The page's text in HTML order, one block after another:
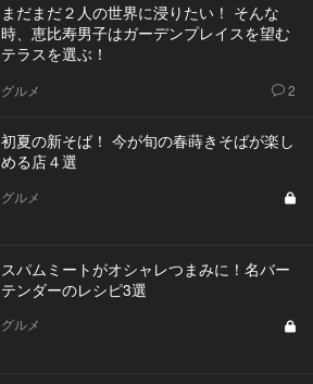
まだまだ２人の世界に浸りたい！ そんな
時、恵比寿男子はガーデンプレイスを望む
テラスを選ぶ！
グルメ 2
初夏の新そば！ 今が旬の春蒔きそばが楽し
める店４選
グルメ
スパムミートがオシャレつまみに！名バー
テンダーのレシピ3選
グルメ